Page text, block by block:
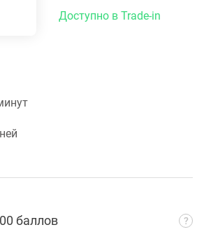
Доступно в Trade-in
баллов